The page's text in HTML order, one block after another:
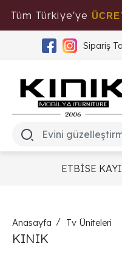
Tüm Türkiye'ye
Sipariş
ETBİSE
Anasayfa Tv Üniteleri
KINIK